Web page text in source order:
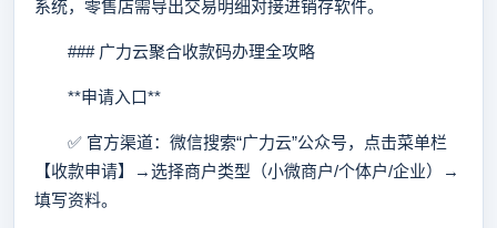
系统，零售店需导出交易明细对接进销存软件。
### 广力云聚合收款码办理全攻略
**申请入口**
✅ 官方渠道：微信搜索“广力云”公众号，点击菜单栏
【收款申请】→选择商户类型（小微商户/个体户/企业）→
填写资料。